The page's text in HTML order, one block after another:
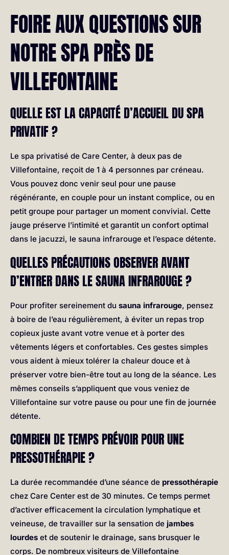
FOIRE AUX QUESTIONS SUR
NOTRE SPA PRÈS DE
VILLEFONTAINE
QUELLE EST LA CAPACITÉ D’ACCUEIL DU SPA
PRIVATIF ?
Le spa privatisé de Care Center, à deux pas de
Villefontaine, reçoit de 1 à 4 personnes par créneau.
Vous pouvez donc venir seul pour une pause
régénérante, en couple pour un instant complice, ou en
petit groupe pour partager un moment convivial. Cette
jauge préserve l’intimité et garantit un confort optimal
dans le jacuzzi, le sauna infrarouge et l’espace détente.
QUELLES PRÉCAUTIONS OBSERVER AVANT
D’ENTRER DANS LE SAUNA INFRAROUGE ?
Pour profiter sereinement du sauna infrarouge, pensez
à boire de l’eau régulièrement, à éviter un repas trop
copieux juste avant votre venue et à porter des
vêtements légers et confortables. Ces gestes simples
vous aident à mieux tolérer la chaleur douce et à
préserver votre bien-être tout au long de la séance. Les
mêmes conseils s’appliquent que vous veniez de
Villefontaine sur votre pause ou pour une fin de journée
détente.
COMBIEN DE TEMPS PRÉVOIR POUR UNE
PRESSOTHÉRAPIE ?
La durée recommandée d’une séance de pressothérapie
chez Care Center est de 30 minutes. Ce temps permet
d’activer efficacement la circulation lymphatique et
veineuse, de travailler sur la sensation de jambes
lourdes et de soutenir le drainage, sans brusquer le
corps. De nombreux visiteurs de Villefontaine